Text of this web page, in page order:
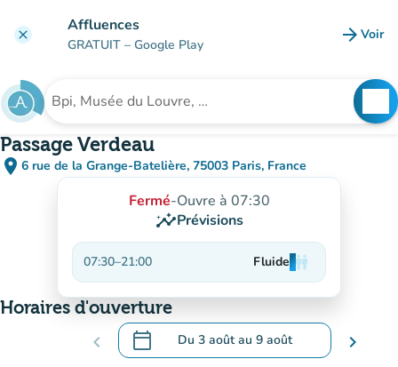
clear Affluences
GRATUIT – Google Play arrow_forward Voir
Rechercher un établissement
Passage Verdeau
place 6 rue de la Grange-Batelière, 75003 Paris, France
(ouvrir dans Google Maps)
(nouvel onglet)
Fermé-Ouvre à 07:30
insightsPrévisions
07:30–21:00 Fluideman
man
man
Horaires d'ouverture
chevron_left calendar_today Du 3 aoûtau 9 août
.Ouvrir le calendrier pour changer de
chevron_right